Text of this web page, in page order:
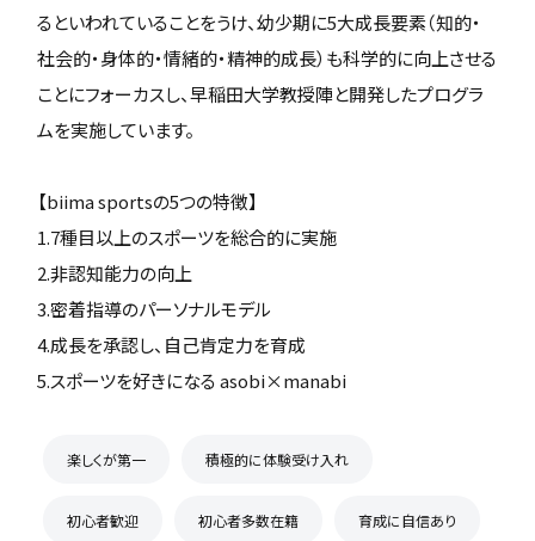
るといわれていることをうけ、幼少期に5大成長要素（知的・
社会的・身体的・情緒的・精神的成長）も科学的に向上させる
ことにフォーカスし、早稲田大学教授陣と開発したプログラ
ムを実施しています。
【biima sportsの5つの特徴】
1.7種目以上のスポーツを総合的に実施
2.非認知能力の向上
3.密着指導のパーソナルモデル
4.成長を承認し、自己肯定力を育成
5.スポーツを好きになる asobi×manabi
楽しくが第一 積極的に体験受け入れ
初心者歓迎 初心者多数在籍 育成に自信あり